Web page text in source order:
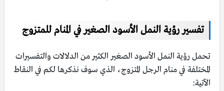
تفسير رؤية النمل الأسود الصغير في المنام للمتزوج
تحمل رؤية النمل الأسود الصغير الكثير من الدلالات والتفسيرات
المختلفة في منام الرجل المتزوج، الذي سوف نذكرها لكم في النقاط
الآتية: